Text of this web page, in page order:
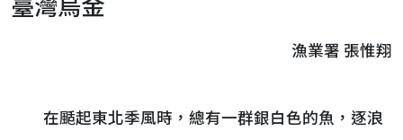
臺灣烏金
漁業署 張惟翔
在颳起東北季風時，總有一群銀白色的魚，逐浪